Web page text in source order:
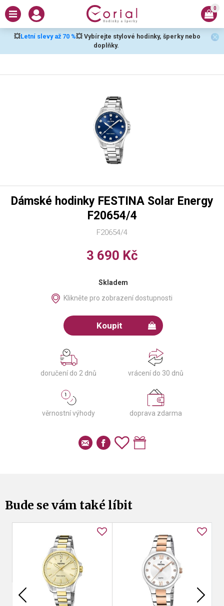
💥Letní slevy až 70 %💥 Vybírejte stylové hodinky, šperky nebo
doplňky.
0
F20654/4
Dámské hodinky FESTINA Solar Energy
F20654/4
3 690 Kč
Skladem
Klikněte pro zobrazení dostupnosti
Koupit
doručení do 2 dnů vrácení do 30 dnů
věrnostní výhody doprava zdarma
Bude se vám také líbit